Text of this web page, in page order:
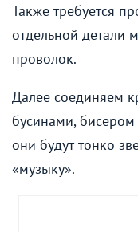
Также требуется
отдельной детали
проволок.
Далее соединяем
бусинами,
они будут тонко
«музыку».